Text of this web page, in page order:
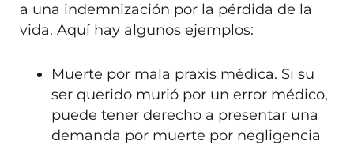
a una indemnización por la pérdida de la
vida. Aquí hay algunos ejemplos:
Muerte por mala praxis médica. Si su
ser querido murió por un error médico,
puede tener derecho a presentar una
demanda por muerte por negligencia